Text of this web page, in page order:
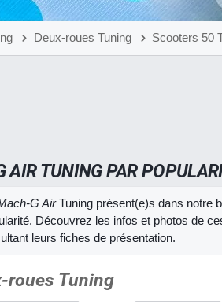
Deux-roues Tuning Scooters 50
AIR TUNING PAR
G AirTuning présent(e)s dans notre
Découvrez les infos et photos de
leurs fiches de présentation.
roues Tuning